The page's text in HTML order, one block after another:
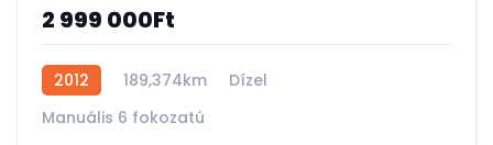
2 999 000Ft
2012 189,374km
Dízel
Manuális 6 fokozatú